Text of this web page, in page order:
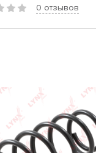
0 отзывов